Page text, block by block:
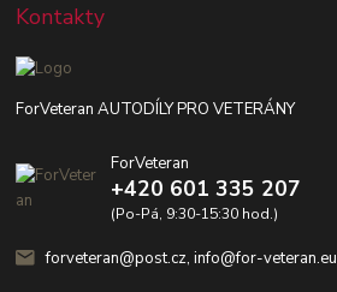
Kontakty
ForVeteran AUTODÍLY PRO VETERÁNY
ForVeteran
+420 601 335 207
(Po-Pá, 9:30-15:30 hod.)
forveteran@post.cz, info@for-veteran.eu